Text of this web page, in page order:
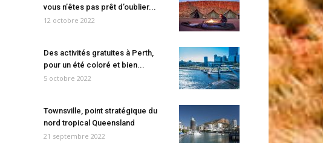
vous n’êtes pas prêt d’oublier...
12 octobre 2022
Des activités gratuites à Perth,
pour un été coloré et bien...
5 octobre 2022
Townsville, point stratégique du
nord tropical Queensland
21 septembre 2022